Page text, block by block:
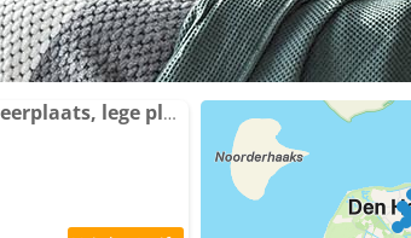
Camping De Tulpenweide lege Kampeerplaats, lege plaats op het gras zonder bed